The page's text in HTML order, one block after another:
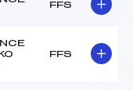
FFS
FFS